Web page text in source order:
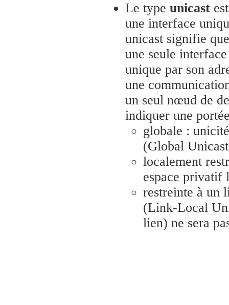
Le type unicast
une interface
unicast signifie
une seule
unique par son
une
un seul nœud de
indiquer une
globale :
(Global
localement
espace privatif
restreinte à un
(Link-Local
lien) ne sera